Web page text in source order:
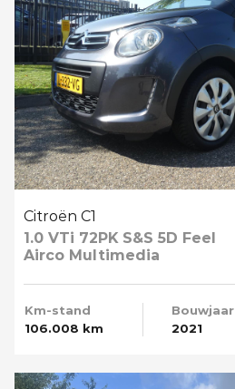
Citroën C1
1.0 VTi 72PK S&S 5D Feel
Airco Multimedia
Km-stand
106.008 km
Bouwjaar
2021